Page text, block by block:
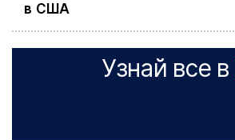
в США
Узнай все в